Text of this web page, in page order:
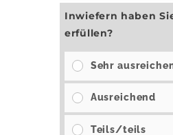
Inwiefern haben
erfüllen?
Sehr
Ausreichend
Teils/teils